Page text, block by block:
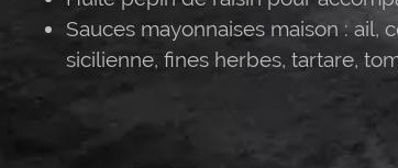
Sauces mayonnaises maison : ail,
sicilienne, fines herbes, tartare,